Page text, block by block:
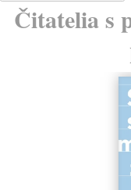
Čitatelia s